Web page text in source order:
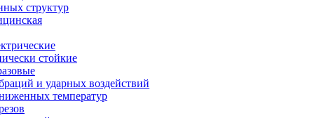
структур
стойкие
и ударных воздействий
температур